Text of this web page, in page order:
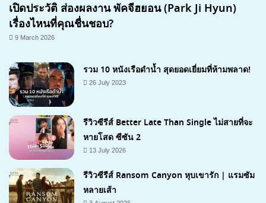
เปิดประวัติ ส่องผลงาน พัคจีฮยอน (Park Ji Hyun)
เรื่องไหนที่คุณชื่นชอบ?
9 March 2026
รวม 10 หนังเรือดำน้ำ สุดยอดเยี่ยมที่ห้ามพลาด!
26 July 2023
รีวิวซีรีส์ Better Late Than Single ไม่สายที่จะ
หายโสด ซีซัน 2
13 July 2026
รีวิวซีรีส์ Ransom Canyon หุบเขารัก | แรมซัม
หลายเส้า